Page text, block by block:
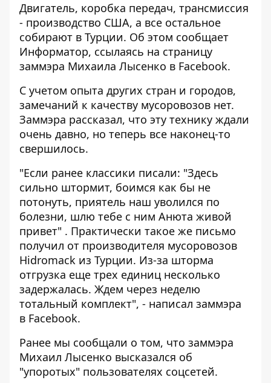
Двигатель, коробка передач, трансмиссия
- производство США, а все остальное
собирают в Турции. Об этом сообщает
Информатор, ссылаясь на страницу
заммэра Михаила Лысенко в Facebook.
С учетом опыта других стран и городов,
замечаний к качеству мусоровозов нет.
Заммэра рассказал, что эту технику ждали
очень давно, но теперь все наконец-то
свершилось.
"Если ранее классики писали: "Здесь
сильно штормит, боимся как бы не
потонуть, приятель наш уволился по
болезни, шлю тебе с ним Анюта живой
привет" . Практически такое же письмо
получил от производителя мусоровозов
Hidromack из Турции. Из-за шторма
отгрузка еще трех единиц несколько
задержалась. Ждем через неделю
тотальный комплект", - написал заммэра
в Facebook.
Ранее мы сообщали о том, что заммэра
Михаил Лысенко высказался об
"упоротых" пользователях соцсетей.